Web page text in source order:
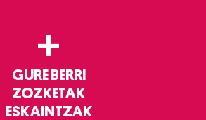
+
GURE BERRI
ZOZKETAK
ESKAINTZAK